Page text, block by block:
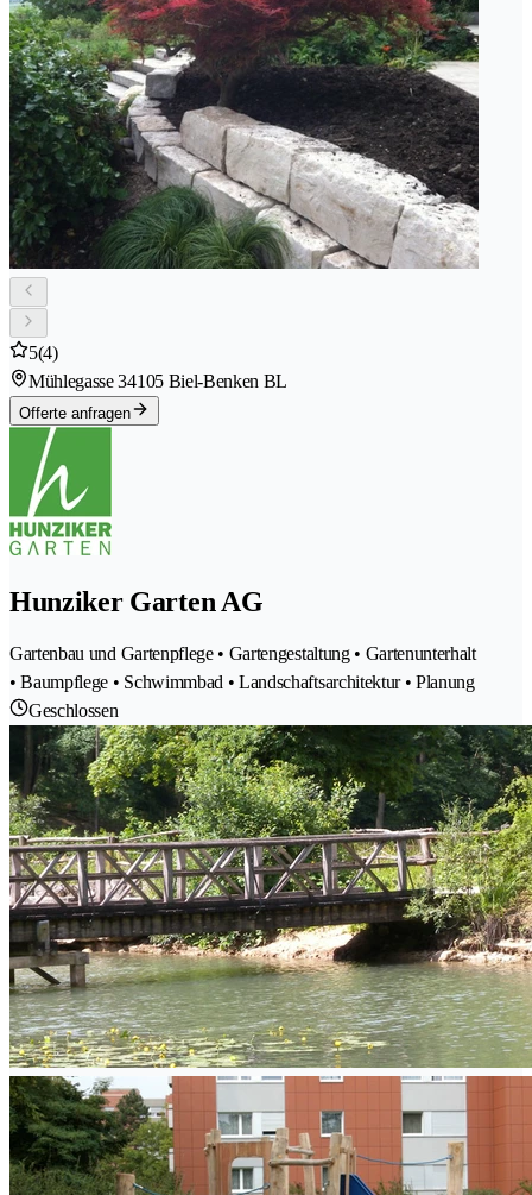
5(4)
Mühlegasse 34105 Biel-Benken BL
Offerte anfragen
Hunziker Garten AG
Gartenbau und Gartenpflege • Gartengestaltung • Gartenunterhalt
• Baumpflege • Schwimmbad • Landschaftsarchitektur • Planung
Geschlossen